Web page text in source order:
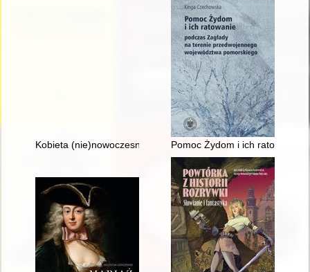
Kobieta (nie)nowoczesna : wizerunek kobiety lat 60.
Pomoc Żydom i ich ratowanie